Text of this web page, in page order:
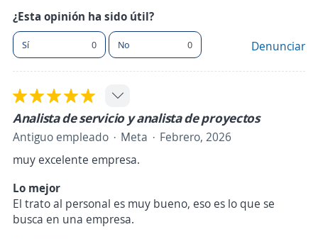
¿Esta opinión ha sido útil?
Sí 0 No 0 Denunciar
Analista de servicio y analista de proyectos
Antiguo empleado Meta
Febrero, 2026
muy excelente empresa.
Lo mejor
El trato al personal es muy bueno, eso es lo que se
busca en una empresa.